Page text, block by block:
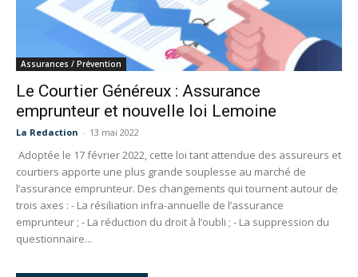
Assurances / Prévention
Le Courtier Généreux : Assurance
emprunteur et nouvelle loi Lemoine
La Redaction - 13 mai 2022
Adoptée le 17 février 2022, cette loi tant attendue des assureurs et
courtiers apporte une plus grande souplesse au marché de
l’assurance emprunteur. Des changements qui tournent autour de
trois axes : - La résiliation infra-annuelle de l’assurance
emprunteur ; - La réduction du droit à l’oubli ; - La suppression du
questionnaire...